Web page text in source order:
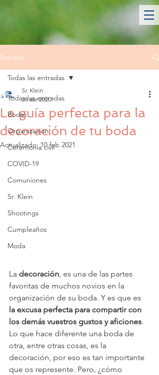
Entrada
Todas las entradas
Bodas
Organización
Ceremonia civil
COVID-19
Comuniones
Sr. Klein
Shootings
Cumpleaños
Moda
Todas las entradas
La guía perfecta para la
decoración de tu boda
Sr. Klein
28 abr 2020
Actualizado:10 feb 2021
La decoración, es una de las partes
favoritas de muchos novios en la
organización de su boda. Y es que es
la excusa perfecta para compartir con
los demás vuestros gustos y aficiones.
Lo que hace diferente una boda de
otra, entre otras cosas, es la
decoración, por eso es tan importante
que os represente. Pero, ¿cómo